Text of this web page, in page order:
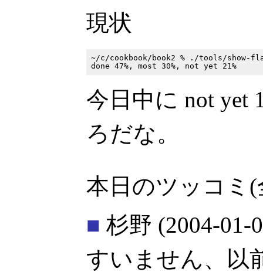
現状
~/c/cookbook/book2 % ./tools/show-
今日中に not yet
ろだな。
本日のツッコミ(
■ 杉野 (2004-01-
すいません、以